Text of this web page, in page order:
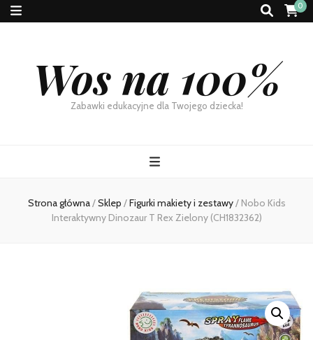
0
Wos na 100%
Zabawki edukacyjne dla Twojego dziecka!
Strona główna/Sklep /Figurki makiety i zestawy/ Nobo Kids
Interaktywny Dinozaur T Rex Zielony (CH1832362)